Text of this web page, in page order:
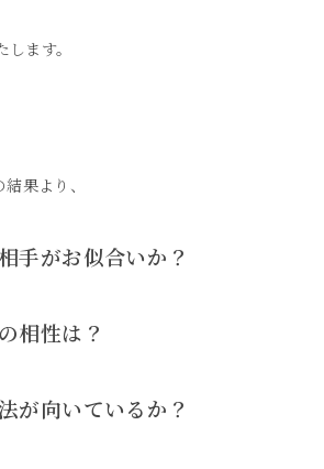
ます。
果より、
手がお似合いか？
相性は？
が向いているか？